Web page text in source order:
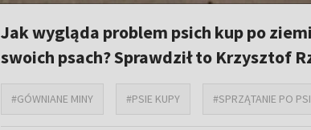
Jak wygląda problem psich kup po
swoich psach? Sprawdził to Krzysztof
#GÓWNIANE MINY #PSIE KUPY #SPRZĄTANIE PO